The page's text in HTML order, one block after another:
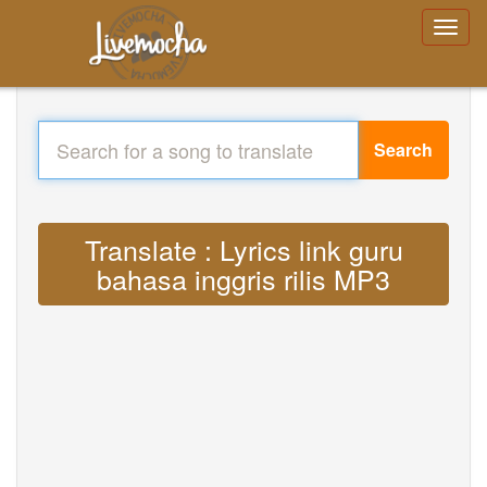
Search
Translate : Lyrics link guru
bahasa inggris rilis MP3